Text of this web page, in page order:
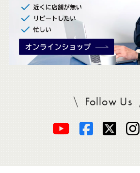
Follow Us
オ
オ
オ